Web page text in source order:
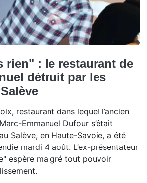
rien" : le restaurant de
détruit par les
restaurant dans lequel l’ancien
Emmanuel Dufour s’était
Salève, en Haute-Savoie, a été
mardi 4 août. L’ex-présentateur
espère malgré tout pouvoir